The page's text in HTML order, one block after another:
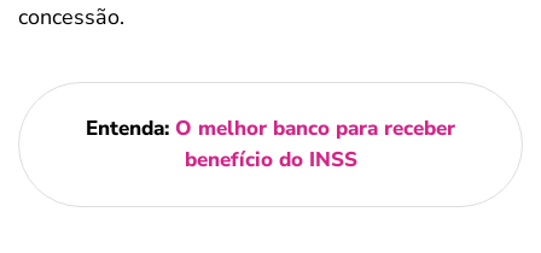
concessão.
Entenda: O melhor banco para receber
benefício do INSS